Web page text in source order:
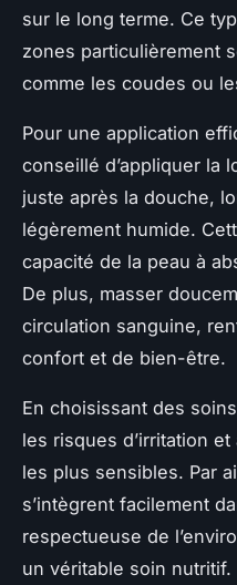
sur le long terme. Ce
zones particulièrement
comme les coudes ou
Pour une application
conseillé d’appliquer la
juste après la douche,
légèrement humide.
capacité de la peau à
De plus, masser
circulation sanguine,
confort et de bien-être.
En choisissant des
les risques d’irritation
les plus sensibles. Par
s’intègrent facilement
respectueuse de
un véritable soin nutritif.